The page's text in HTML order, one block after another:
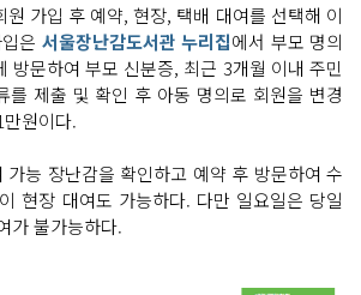
원 가입 후 예약, 현장, 택배 대여를 선택해 이
은 서울장난감도서관 누리집에서 부모 명의
방문하여 부모 신분증, 최근 3개월 이내 주민
를 제출 및 확인 후 아동 명의로 회원을 변경
원이다.
가능 장난감을 확인하고 예약 후 방문하여 수
현장 대여도 가능하다. 다만 일요일은 당일
가 불가능하다.